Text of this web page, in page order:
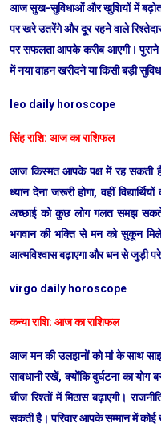
आज सुख-सुविधाओं और खुशियों में
पर खरे उतरेंगे और दूर रहने वाले
पर सफलता आपके करीब आएगी। पुराने
में नया वाहन खरीदने या किसी बड़ी
leo daily horoscope
सिंह राशि: आज का राशिफल
आज किस्मत आपके पक्ष में रह सकती
ध्यान देना जरूरी होगा, वहीं
अच्छाई को कुछ लोग गलत समझ
भगवान की भक्ति से मन को सुकून
आत्मविश्वास बढ़ाएगा और धन से जुड़ी
virgo daily horoscope
कन्या राशि: आज का राशिफल
आज मन की उलझनों को मां के साथ
सावधानी रखें, क्योंकि दुर्घटना का
चीज रिश्तों में मिठास बढ़ाएगी।
सकती है। परिवार आपके सम्मान में